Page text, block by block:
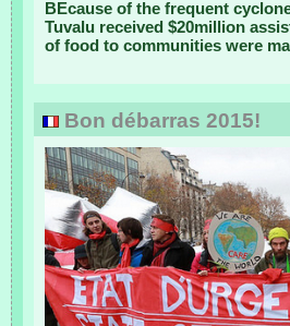
BEcause of the frequent
Tuvalu received $20million
of food to communities were
Bon débarras 2015!